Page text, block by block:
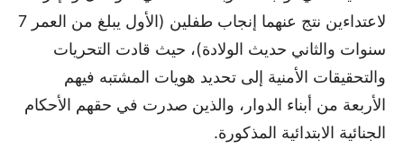
لاعتداءين نتج عنهما إنجاب طفلين (الأول يبلغ من العمر 7
سنوات والثاني حديث الولادة)، حيث قادت التحريات
والتحقيقات الأمنية إلى تحديد هويات المشتبه فيهم
الأربعة من أبناء الدوار، والذين صدرت في حقهم الأحكام
الجنائية الابتدائية المذكورة.